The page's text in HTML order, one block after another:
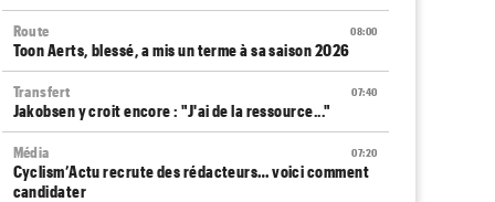
08:00
Route
Toon Aerts, blessé, a mis un terme à sa saison 2026
07:40
Transfert
Jakobsen y croit encore : "J'ai de la ressource..."
07:20
Média
Cyclism’Actu recrute des rédacteurs… voici comment
candidater